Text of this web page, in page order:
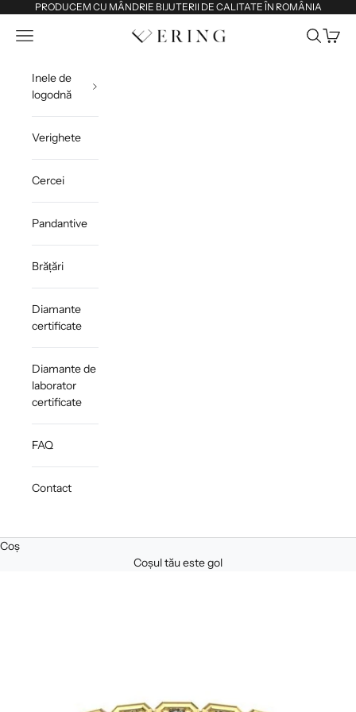
Sari la conținutPRODUCEM CU MÂNDRIE BIJUTERII DE CALITATE ÎN ROMÂNIA
Ering
Deschide meniul de navigare Deschide
Inele de
logodnă
Verighete
Cercei
Pandantive
Brățări
Diamante
certificate
Diamante de
laborator
certificate
FAQ
Contact
Coș
Coșul tău este gol